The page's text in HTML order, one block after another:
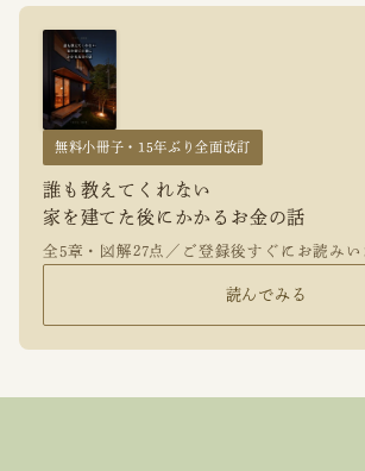
無料小冊子・15年ぶり全面改訂
誰も教えてくれない
家を建てた後にかかるお金の話
全5章・図解27点／ご登録後すぐにお読み
読んでみる